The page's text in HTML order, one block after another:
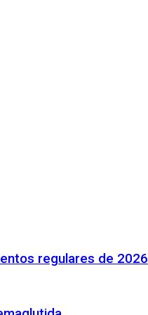
regulares de 2026